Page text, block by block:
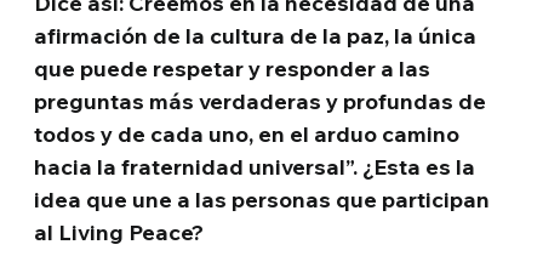
afirmación de la cultura de la paz, la única
que puede respetar y responder a las
preguntas más verdaderas y profundas de
todos y de cada uno, en el arduo camino
hacia la fraternidad universal”. ¿Esta es la
idea que une a las personas que participan
al Living Peace?